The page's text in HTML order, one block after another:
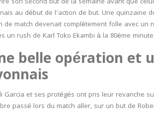
son second but de la semaine avant que
au début de l’action de but. Une quinzaine
de match devenait complètement folle avec
un rush de Karl Toko Ekambi à la 80ème minute.
belle opération et
Garcia et ses protégés ont pris leur revanche
passé lors du match aller, sur un but de